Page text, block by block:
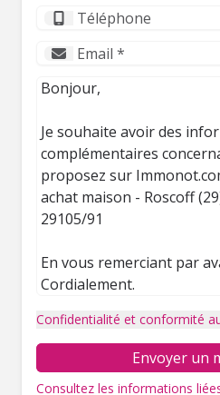
Confidentialité et conformité
Envoyer un
Consultez les informations